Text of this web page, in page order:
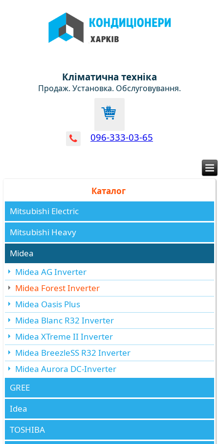
Кліматична техніка
Продаж. Установка. Обслуговування.
096-333-03-65
Каталог
Mitsubishi Electric
Mitsubishi Heavy
Midea
Midea AG Inverter
Midea Forest Inverter
Midea Oasis Plus
Midea Blanc R32 Inverter
Midea XTreme II Inverter
Midea BreezleSS R32 Inverter
Midea Aurora DC-Inverter
GREE
Idea
TOSHIBA